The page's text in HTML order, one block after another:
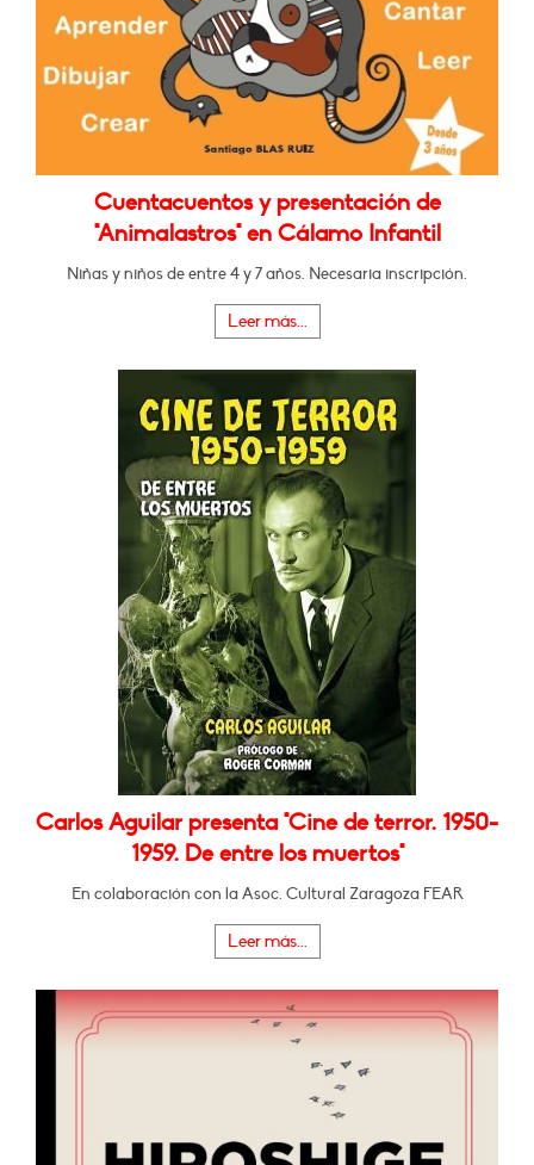
Cuentacuentos y presentación de
"Animalastros" en Cálamo Infantil
Niñas y niños de entre 4 y 7 años. Necesaria inscripción.
Leer más...
Carlos Aguilar presenta "Cine de terror. 1950-
1959. De entre los muertos"
En colaboración con la Asoc. Cultural Zaragoza FEAR
Leer más...